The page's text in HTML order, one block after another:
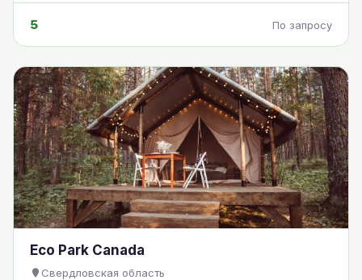
5 По запросу
Eco Park Canada
Свердловская область